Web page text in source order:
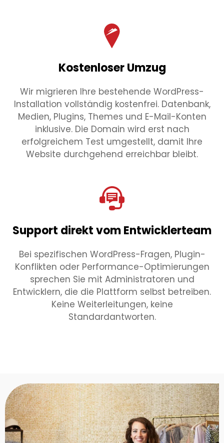
Kostenloser Umzug
Wir migrieren Ihre bestehende WordPress-
Installation vollständig kostenfrei. Datenbank,
Medien, Plugins, Themes und E-Mail-Konten
inklusive. Die Domain wird erst nach
erfolgreichem Test umgestellt, damit Ihre
Website durchgehend erreichbar bleibt.
Support direkt vom Entwicklerteam
Bei spezifischen WordPress-Fragen, Plugin-
Konflikten oder Performance-Optimierungen
sprechen Sie mit Administratoren und
Entwicklern, die die Plattform selbst betreiben.
Keine Weiterleitungen, keine
Standardantworten.